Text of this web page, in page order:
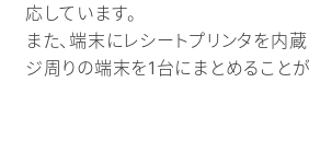
応しています。
また、端末にレシートプリンタを内
ジ周りの端末を1台にまとめること